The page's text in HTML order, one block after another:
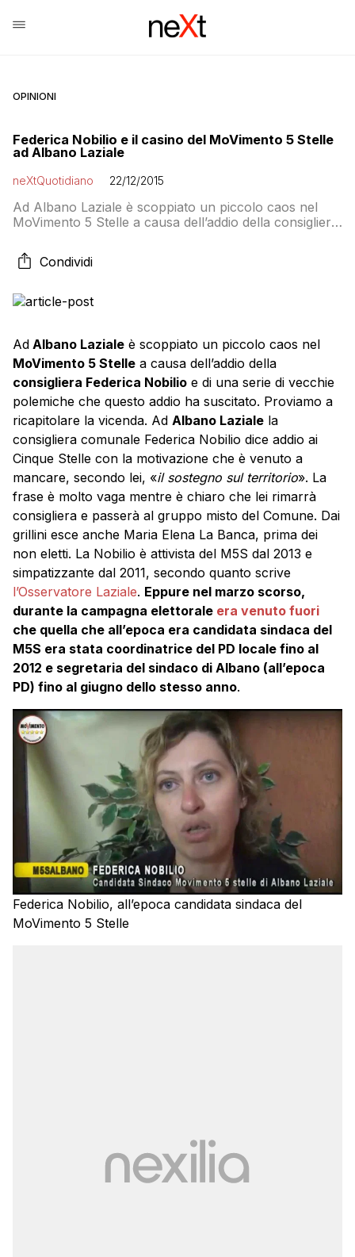
OPINIONI
Federica Nobilio e il casino del MoVimento 5 Stelle
ad Albano Laziale
neXtQuotidiano 22/12/2015
Ad Albano Laziale è scoppiato un piccolo caos nel
MoVimento 5 Stelle a causa dell’addio della consigliera
che questo addio ha suscitato. Proviamo a ricapitolare
la vicenda. Ad Albano Laziale la consigliera comunale
motivazione che è venuto […]
Condividi
Ad Albano Laziale è scoppiato un piccolo caos nel
MoVimento 5 Stelle a causa dell’addio della
consigliera Federica Nobilio e di una serie di vecchie
polemiche che questo addio ha suscitato. Proviamo a
ricapitolare la vicenda. Ad Albano Laziale la
consigliera comunale Federica Nobilio dice addio ai
Cinque Stelle con la motivazione che è venuto a
mancare, secondo lei, «il sostegno sul territorio». La
frase è molto vaga mentre è chiaro che lei rimarrà
consigliera e passerà al gruppo misto del Comune. Dai
grillini esce anche Maria Elena La Banca, prima dei
non eletti. La Nobilio è attivista del M5S dal 2013 e
simpatizzante dal 2011, secondo quanto scrive
l’Osservatore Laziale. Eppure nel marzo scorso,
durante la campagna elettorale era venuto fuori
che quella che all’epoca era candidata sindaca del
M5S era stata coordinatrice del PD locale fino al
2012 e segretaria del sindaco di Albano (all’epoca
PD) fino al giugno dello stesso anno.
Federica Nobilio, all’epoca candidata sindaca del
MoVimento 5 Stelle